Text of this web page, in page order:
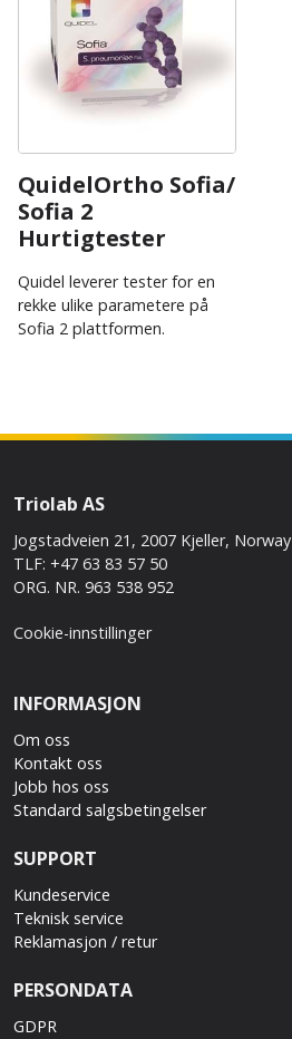
QuidelOrtho Sofia/
Sofia 2
Hurtigtester
Quidel leverer tester for en
rekke ulike parametere på
Sofia 2 plattformen.
Triolab AS
Jogstadveien 21, 2007 Kjeller, Norway
TLF: +47 63 83 57 50
ORG. NR. 963 538 952
Cookie-innstillinger
INFORMASJON
Om oss
Kontakt oss
Jobb hos oss
Standard salgsbetingelser
SUPPORT
Kundeservice
Teknisk service
Reklamasjon / retur
PERSONDATA
GDPR